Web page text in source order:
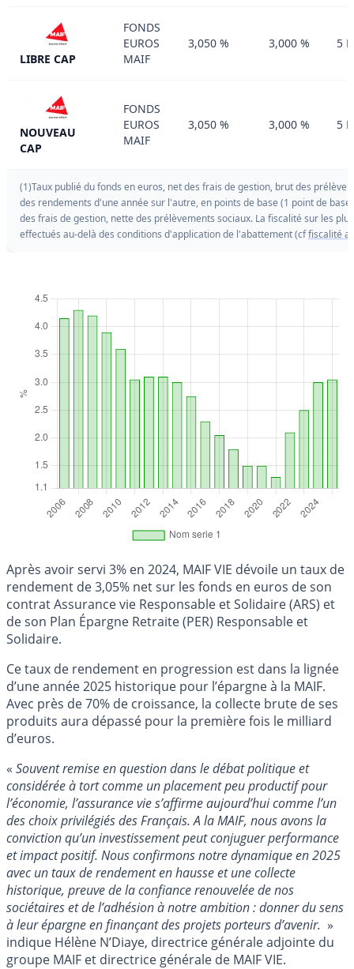
LIBRE CAP
FONDS
EUROS
MAIF
3,050 % 3,000 % 5
NOUVEAU
CAP
FONDS
EUROS
MAIF
3,050 % 3,000 % 5
(1)Taux publié du fonds en euros, net des frais de gestion, brut des
des rendements d'une année sur l'autre, en points de base (1 point de
des frais de gestion, nette des prélèvements sociaux. La fiscalité sur les
effectués au-delà des conditions d'application de l'abattement (cffiscalité
Après avoir servi 3% en 2024, MAIF VIE dévoile un taux de
rendement de 3,05% net sur les fonds en euros de son
contrat Assurance vie Responsable et Solidaire (ARS) et
de son Plan Épargne Retraite (PER) Responsable et
Solidaire.
Ce taux de rendement en progression est dans la lignée
d’une année 2025 historique pour l’épargne à la MAIF.
Avec près de 70% de croissance, la collecte brute de ses
produits aura dépassé pour la première fois le milliard
d’euros.
« Souvent remise en question dans le débat politique et
considérée à tort comme un placement peu productif pour
l’économie, l’assurance vie s’affirme aujourd’hui comme l’un
des choix privilégiés des Français. A la MAIF, nous avons la
conviction qu’un investissement peut conjuguer performance
et impact positif. Nous confirmons notre dynamique en 2025
avec un taux de rendement en hausse et une collecte
historique, preuve de la confiance renouvelée de nos
sociétaires et de l’adhésion à notre ambition : donner du sens
à leur épargne en finançant des projets porteurs d’avenir. »
indique Hélène N’Diaye, directrice générale adjointe du
groupe MAIF et directrice générale de MAIF VIE.